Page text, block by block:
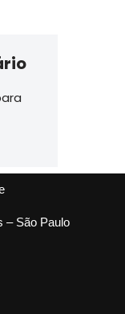
– São Paulo